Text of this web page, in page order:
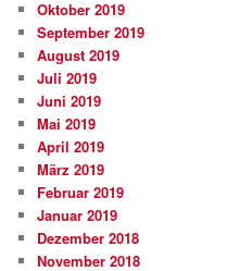
Oktober 2019
September 2019
August 2019
Juli 2019
Juni 2019
Mai 2019
April 2019
März 2019
Februar 2019
Januar 2019
Dezember 2018
November 2018